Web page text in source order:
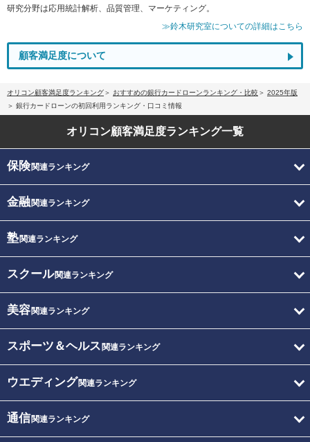
研究分野は応用統計解析、品質管理、マーケティング。
≫鈴木研究室についての詳細はこちら
顧客満足度について
オリコン顧客満足度ランキング おすすめの銀行カードローンランキング・比較
2025年版
銀行カードローンの初回利用ランキング・口コミ情報
オリコン顧客満足度ランキング一覧
保険関連ランキング
金融関連ランキング
塾関連ランキング
スクール関連ランキング
美容関連ランキング
スポーツ＆ヘルス 関連ランキング
ウエディング関連ランキング
通信関連ランキング